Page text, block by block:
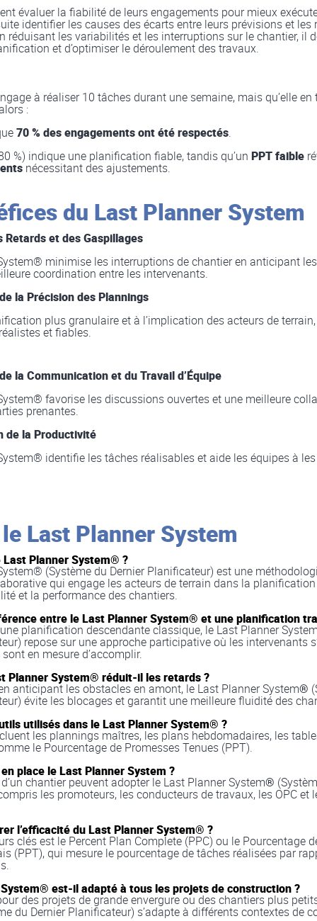
évaluer la fiabilité de leurs engagements pour mieux
identifier les causes des écarts entre leurs prévisions et les
réduisant les variabilités et les interruptions sur le chantier, il
et d’optimiser le déroulement des travaux.
à réaliser 10 tâches durant une semaine, mais qu’elle en
:
70 % des engagements ont été respectés.
%) indique une planification fiable, tandis qu’un PPT faible
nécessitant des ajustements.
du Last Planner System
Retards et des Gaspillages
minimise les interruptions de chantier en anticipant
coordination entre les intervenants.
la Précision des Plannings
plus granulaire et à l’implication des acteurs de
et fiables.
la Communication et du Travail d’Équipe
favorise les discussions ouvertes et une meilleure
prenantes.
de la Productivité
identifie les tâches réalisables et aide les équipes à
Last Planner System
Last Planner System® ?
(Système du Dernier Planificateur) est une
qui engage les acteurs de terrain dans la
et la performance des chantiers.
entre le Last Planner System® et une planification
planification descendante classique, le Last Planner
repose sur une approche participative où les intervenants
en mesure d’accomplir.
Planner System® réduit-il les retards ?
anticipant les obstacles en amont, le Last Planner System®
évite les blocages et garantit une meilleure fluidité des
utilisés dans le Last Planner System® ?
les plannings maîtres, les plans hebdomadaires, les
le Pourcentage de Promesses Tenues (PPT).
place le Last Planner System ?
chantier peuvent adopter le Last Planner System®
les promoteurs, les conducteurs de travaux, les OPC et
l’efficacité du Last Planner System® ?
clés est le Percent Plan Complete (PPC) ou le Pourcentage
(PPT), qui mesure le pourcentage de tâches réalisées par
® est-il adapté à tous les projets de construction ?
des projets de grande envergure ou des chantiers plus
du Dernier Planificateur) s’adapte à différents contextes de